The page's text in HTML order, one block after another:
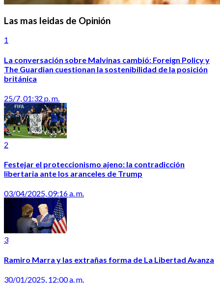
Las mas leidas de Opinión
1
La conversación sobre Malvinas cambió: Foreign Policy y
The Guardian cuestionan la sostenibilidad de la posición
británica
25/7, 01:32 p. m.
2
Festejar el proteccionismo ajeno: la contradicción
libertaria ante los aranceles de Trump
03/04/2025, 09:16 a. m.
3
Ramiro Marra y las extrañas forma de La Libertad Avanza
30/01/2025, 12:00 a. m.